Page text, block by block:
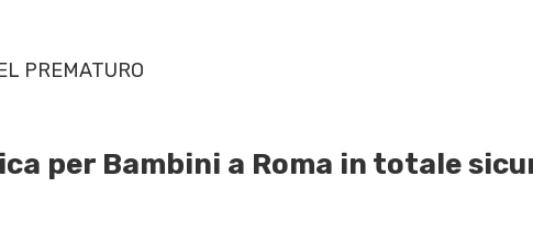
PREMATURO
per Bambini a Roma in totale